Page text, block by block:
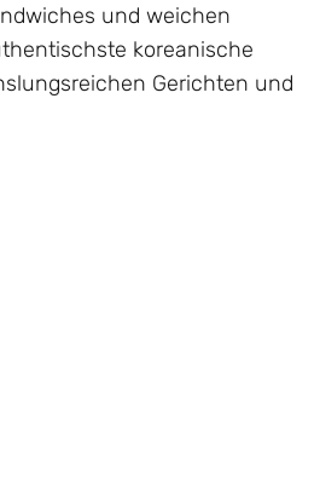
und weichen
koreanische
Gerichten und